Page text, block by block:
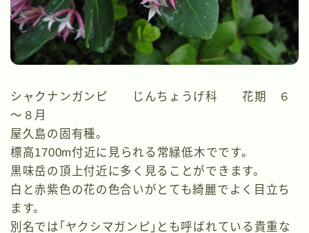
シャクナンガンピ じんちょうげ科 花期 ６
～８月
屋久島の固有種。
標高1700m付近に見られる常緑低木でです。
黒味岳の頂上付近に多く見ることができます。
白と赤紫色の花の色合いがとても綺麗でよく目立ち
ます。
別名では｢ヤクシマガンピ｣とも呼ばれている貴重な